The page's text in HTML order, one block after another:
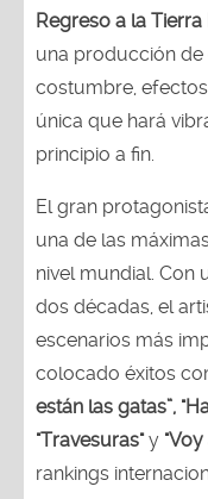
Regreso a la
una producción
costumbre,
única que hará
principio a fin.
El gran
una de las
nivel mundial. Con
dos décadas, el
escenarios más
colocado éxitos
están las gatas”,
"Travesuras"y
rankings